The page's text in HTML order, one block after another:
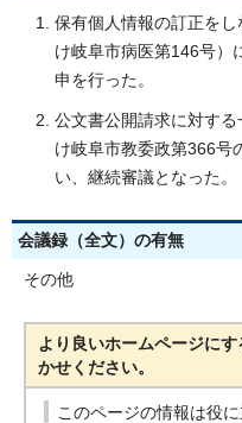
保有個人情報の訂正を
け岐阜市病医第146号）
申を行った。
公文書公開請求に対す
け岐阜市教委政第366号
い、継続審議となった。
会議録（全文）の有無
その他
より良いホームページに
かせください。
このページの情報は役